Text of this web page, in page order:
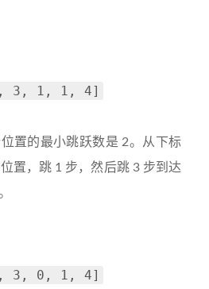
3, 1, 1, 4]
置的最小跳跃数是 2。从下标
置，跳 1 步，然后跳 3 步到达
3, 0, 1, 4]